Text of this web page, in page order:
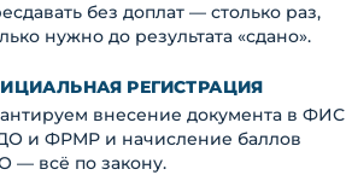
без доплат — столько раз,
нужно до результата «сдано».
РЕГИСТРАЦИЯ
внесение документа в ФИС
и ФРМР и начисление баллов
— всё по закону.